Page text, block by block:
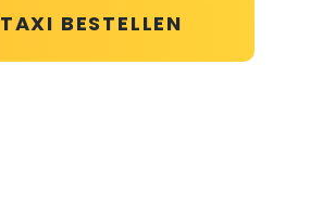
TAXI BESTELLEN